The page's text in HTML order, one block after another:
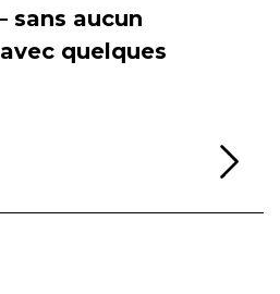
aucun
quelques